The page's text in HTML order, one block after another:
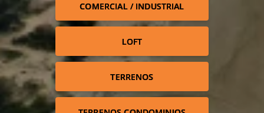
COMERCIAL / INDUSTRIAL
LOFT
TERRENOS